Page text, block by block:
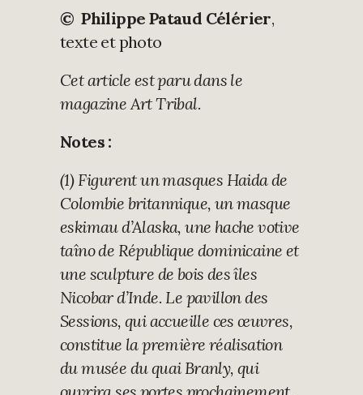
© Philippe Pataud Célérier,
texte et photo
Cet article est paru dans le
magazine Art Tribal.
Notes :
(1) Figurent un masques Haida de
Colombie britannique, un masque
eskimau d’Alaska, une hache votive
taîno de République dominicaine et
une sculpture de bois des îles
Nicobar d’Inde. Le pavillon des
Sessions, qui accueille ces œuvres,
constitue la première réalisation
du musée du quai Branly, qui